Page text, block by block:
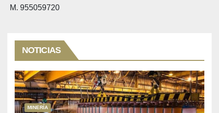
M. 955059720
NOTICIAS
MINERÍA